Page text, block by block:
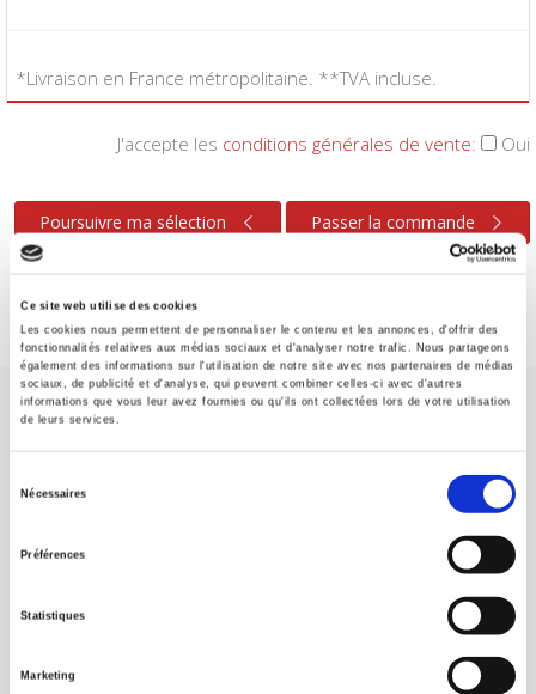
Ce site web utilise des cookies
Les cookies nous permettent de personnaliser le contenu et les annonces, d'offrir des
fonctionnalités relatives aux médias sociaux et d'analyser notre trafic. Nous partageons
également des informations sur l'utilisation de notre site avec nos partenaires de médias
sociaux, de publicité et d'analyse, qui peuvent combiner celles-ci avec d'autres
informations que vous leur avez fournies ou qu'ils ont collectées lors de votre utilisation
de leurs services.
Nécessaires
Préférences
Statistiques
Marketing
*Livraison en France métropolitaine. **TVA incluse.
J'accepte les conditions générales de vente: Oui
Poursuivre ma sélection Passer la commande
Maison d'édition dédiée aux sciences humaines et sociales, les
Presses de Sciences Po participent depuis leur création en 1976
à la transmission des savoirs et des idées
FOREIGN RIGHTS